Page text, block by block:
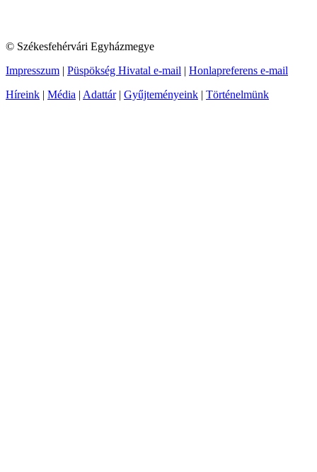
© Székesfehérvári Egyházmegye
Impresszum | Püspökség Hivatal e-mail | Honlapreferens e-mail
Híreink | Média | Adattár| Gyűjteményeink | Történelmünk